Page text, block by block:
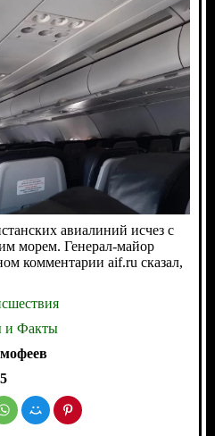
авиалиний исчез с
морем. Генерал-майор
комментарии aif.ru сказал,
и Факты